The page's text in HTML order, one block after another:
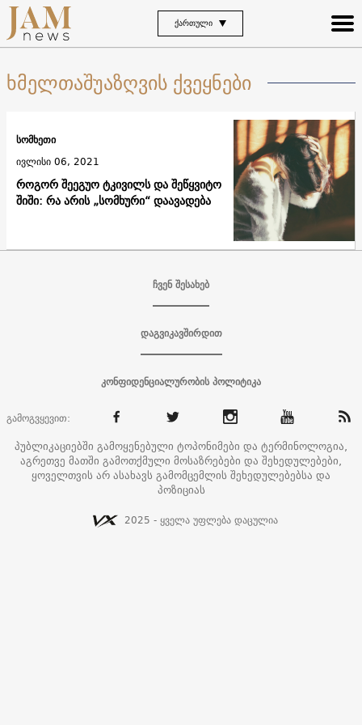
ᲥᲐᲠᲗᲣᲚᲘ
ხმელთაშუაზღვის ქვეყნები
როგორ შეეგუო ტკივილს და შეწყვიტო
შიში: რა არის „სომხური“ დაავადება
სომხეთი
ივლისი 06, 2021
ჩვენ შესახებ
დაგვიკავშირდით
კონფიდენციალურობის პოლიტიკა
გამოგვყევით:
პუბლიკაციებში გამოყენებული ტოპონიმები და ტერმინოლოგია,
აგრეთვე მათში გამოთქმული მოსაზრებები და შეხედულებები,
ყოველთვის არ ასახავს გამომცემლის შეხედულებებსა და
პოზიციას
2025 - ყველა უფლება დაცულია